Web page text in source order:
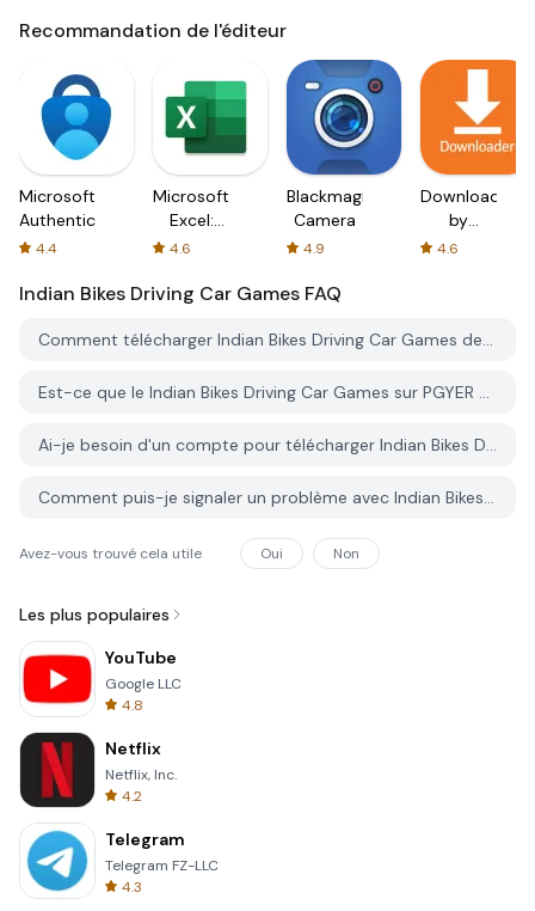
Recommandation de l'éditeur
Microsoft
Authenticator
4.4
Microsoft
Excel:
Spreadsheets
4.6
Blackmagic
Camera
4.9
Downloader
by
AFTVnews
4.6
Indian Bikes Driving Car Games FAQ
Comment télécharger Indian Bikes Driving Car Games depuis PGYER APK HUB?
Est-ce que le Indian Bikes Driving Car Games sur PGYER APK HUB est gratuit?
Ai-je besoin d'un compte pour télécharger Indian Bikes Driving Car Games depuis PGYER APK HUB?
Comment puis-je signaler un problème avec Indian Bikes Driving Car Games sur PGYER APK HUB?
Avez-vous trouvé cela utile Oui Non
Les plus populaires
YouTube
Google LLC
4.8
Netflix
Netflix, Inc.
4.2
Telegram
Telegram FZ-LLC
4.3